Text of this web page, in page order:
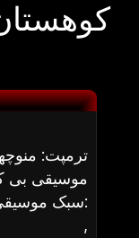
ترمپت:
موسیقی بی
سبک موسیقی:
,